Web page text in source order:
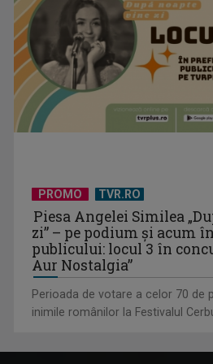
PROMO TVR.RO
Piesa Angelei Similea
zi” – pe podium şi acum
publicului: locul 3 în
Aur Nostalgia”
Perioada de votare a celor 70 de
inimile românilor la Festivalul